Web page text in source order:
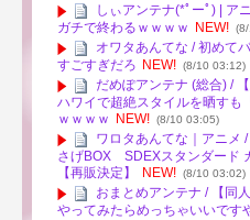
しぃアンテナ(*ﾟーﾟ) | ア
ガチで終わるｗｗｗｗ
NEW!
オワタあんてな / 初めて
すごすぎだろ NEW! (8/10 03:12)
だめぽアンテナ (総合) /
ハワイで超絶スタイルを晒すも
ｗｗｗｗ
NEW! (8/10 03:05)
ワロタあんてな｜アニメ
さげBOX SDEXスタンダード
【再販決定】
NEW! (8/10 03:02)
おまとめアンテナ / 【同
やってみたらめっちゃいいです